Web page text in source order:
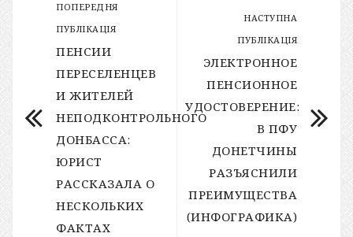
ПОПЕРЕДНЯ
ПУБЛІКАЦІЯ
ПЕНСИИ
ПЕРЕСЕЛЕНЦЕВ
И ЖИТЕЛЕЙ
НЕПОДКОНТРОЛЬНОГО
ДОНБАССА:
ЮРИСТ
РАССКАЗАЛА О
НЕСКОЛЬКИХ
ФАКТАХ
НАСТУПНА
ПУБЛІКАЦІЯ
ЭЛЕКТРОННОЕ
ПЕНСИОННОЕ
УДОСТОВЕРЕНИЕ:
В ПФУ
ДОНЕТЧИНЫ
РАЗЪЯСНИЛИ
ПРЕИМУЩЕСТВА
(ИНФОГРАФИКА)